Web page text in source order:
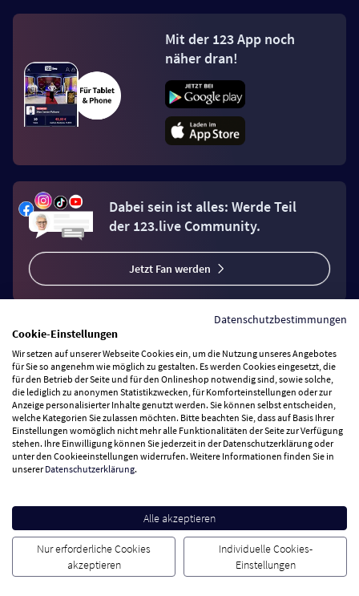
Mit der 123 App noch
näher dran!
Dabei sein ist alles: Werde Teil
der 123.live Community.
Jetzt Fan werden
Vertrag widerrufen
Zahlungsarten
Wir versenden mit
Besuchen Sie uns
Cookie Einstellungen AGB Datenschutz Impressum
Datenschutzbestimmungen
Cookie-Einstellungen
Wir setzen auf unserer Webseite Cookies ein, um die Nutzung unseres Angebotes
für Sie so angenehm wie möglich zu gestalten. Es werden Cookies eingesetzt, die
für den Betrieb der Seite und für den Onlineshop notwendig sind, sowie solche,
die lediglich zu anonymen Statistikzwecken, für Komforteinstellungen oder zur
Anzeige personalisierter Inhalte genutzt werden. Sie können selbst entscheiden,
welche Kategorien Sie zulassen möchten. Bitte beachten Sie, dass auf Basis Ihrer
Einstellungen womöglich nicht mehr alle Funktionalitäten der Seite zur Verfügung
stehen. Ihre Einwilligung können Sie jederzeit in der Datenschutzerklärung oder
unter den Cookieeinstellungen widerrufen. Weitere Informationen finden Sie in
unsererDatenschutzerklärung.
Alle akzeptieren
Nur erforderliche Cookies
akzeptieren
Individuelle Cookies-
Einstellungen